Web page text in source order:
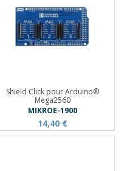
Shield Click pour Arduino®
Mega2560
MIKROE-1900
14,40 €